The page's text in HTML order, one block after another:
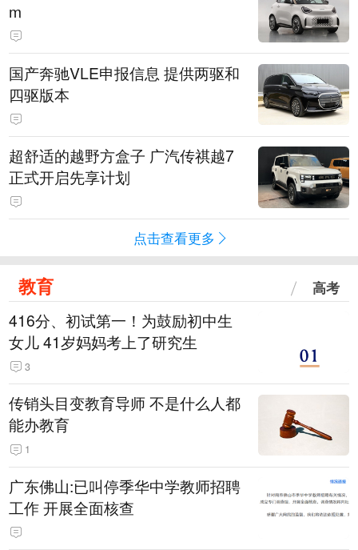
m
国产奔驰VLE申报信息 提供两驱和
四驱版本
超舒适的越野方盒子 广汽传祺越7
正式开启先享计划
点击查看更多
教育 高考
416分、初试第一！为鼓励初中生
女儿 41岁妈妈考上了研究生
3
传销头目变教育导师 不是什么人都
能办教育
1
广东佛山:已叫停季华中学教师招聘
工作 开展全面核查